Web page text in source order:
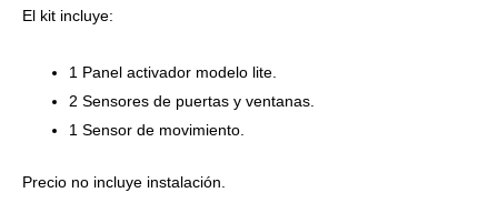
El kit incluye:
1 Panel activador modelo lite.
2 Sensores de puertas y ventanas.
1 Sensor de movimiento.
Precio no incluye instalación.